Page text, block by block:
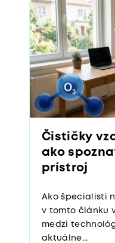
Čističky
ako
prístroj
Ako špecialisti
v tomto článku
medzi
aktuálne...